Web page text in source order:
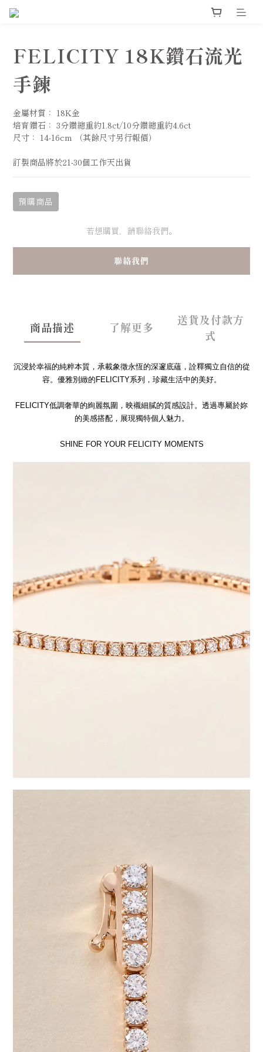
FELICITY 18K鑽石流光
手鍊
金屬材質： 18K金
培育鑽石： 3分鑽總重約1.8ct/10分鑽總重約4.6ct
尺寸： 14-16cm （其餘尺寸另行報價）
訂製商品將於21-30個工作天出貨
預購商品
若想購買，請聯絡我們。
聯絡我們
商品描述 了解更多
送貨及付款方
式
沉浸於幸福的純粹本質，承載象徵永恆的深邃底蘊，詮釋獨立自信的從
容。優雅別緻的FELICITY系列，珍藏生活中的美好。
FELICITY低調奢華的絢麗氛圍，映襯細膩的質感設計。透過專屬於妳
的美感搭配，展現獨特個人魅力。
SHINE FOR YOUR FELICITY MOMENTS